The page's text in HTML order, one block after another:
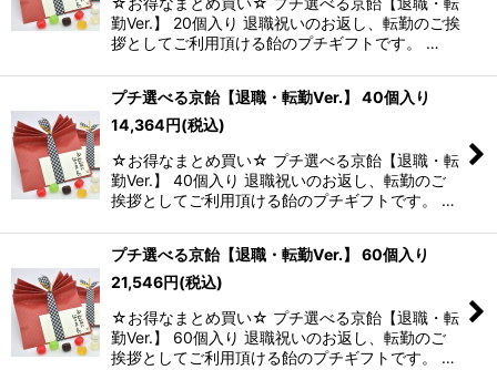
勤Ver.】 20個入り 退職祝いのお返し、転勤のご挨
拶としてご利用頂ける飴のプチギフトです。 …
プチ選べる京飴【退職・転勤Ver.】 40個入り
14,364円(税込)
☆お得なまとめ買い☆ プチ選べる京飴【退職・転
勤Ver.】 40個入り 退職祝いのお返し、転勤のご
挨拶としてご利用頂ける飴のプチギフトです。 …
プチ選べる京飴【退職・転勤Ver.】 60個入り
21,546円(税込)
☆お得なまとめ買い☆ プチ選べる京飴【退職・転
勤Ver.】 60個入り 退職祝いのお返し、転勤のご
挨拶としてご利用頂ける飴のプチギフトです。 …